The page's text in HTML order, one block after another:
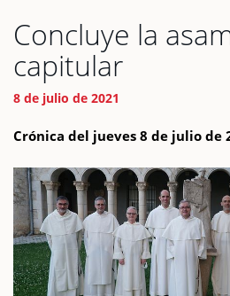
Concluye la
capitular
8 de julio de 2021
Crónica del jueves 8 de julio de